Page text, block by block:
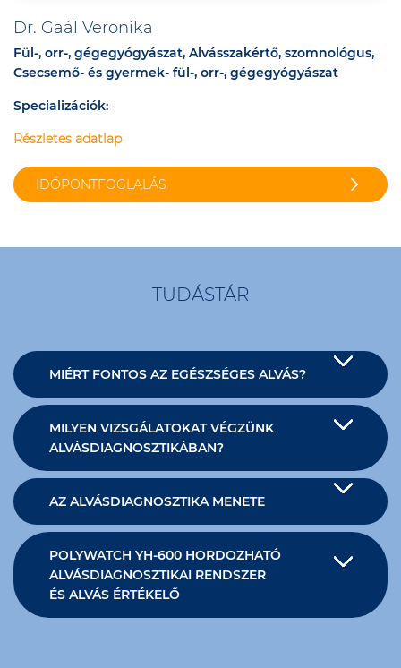
Dr. Gaál Veronika
Fül-, orr-, gégegyógyászat, Alvásszakértő, szomnológus,
Csecsemő- és gyermek- fül-, orr-, gégegyógyászat
Specializációk:
Részletes adatlap
IDŐPONTFOGLALÁS
TUDÁSTÁR
MIÉRT FONTOS AZ EGÉSZSÉGES ALVÁS?
MILYEN VIZSGÁLATOKAT VÉGZÜNK
ALVÁSDIAGNOSZTIKÁBAN?
AZ ALVÁSDIAGNOSZTIKA MENETE
POLYWATCH YH-600 HORDOZHATÓ
ALVÁSDIAGNOSZTIKAI RENDSZER
ÉS ALVÁS ÉRTÉKELŐ